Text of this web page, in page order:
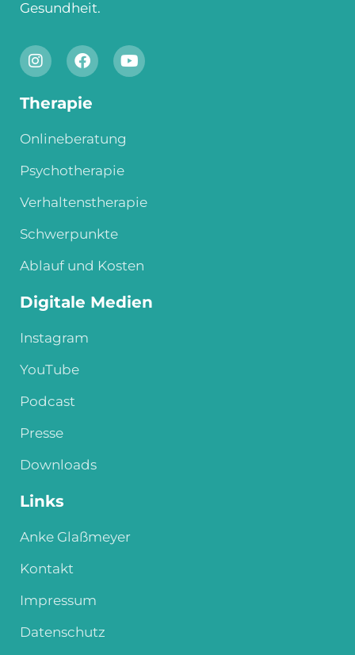
Gesundheit.
Therapie
Onlineberatung
Psychotherapie
Verhaltenstherapie
Schwerpunkte
Ablauf und Kosten
Digitale Medien
Instagram
YouTube
Podcast
Presse
Downloads
Links
Anke Glaßmeyer
Kontakt
Impressum
Datenschutz